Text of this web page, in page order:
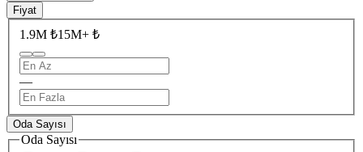
Fiyat
1.9M ₺15M+ ₺
—
Oda Sayısı
Oda Sayısı